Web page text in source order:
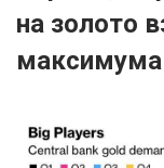
на золото
максимума